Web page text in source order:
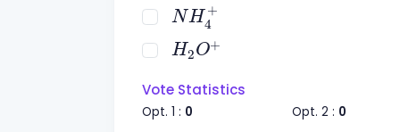
NH +
4
H2O+
H2O+
Vote Statistics
Opt. 1 : 0 Opt. 2 : 0